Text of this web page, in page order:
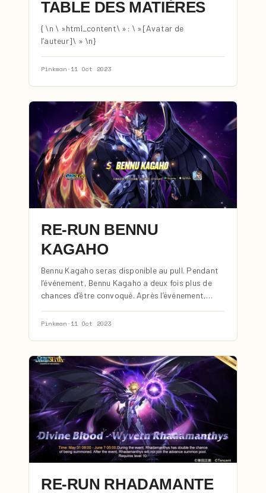
TABLE DES MATIÈRES
{ \n \ »html_content\ »: \ »[Avatar de
l’auteur]\ » \n}
Pinkman · 11 Oct 2023
RE-RUN BENNU
KAGAHO
Bennu Kagaho seras disponible au pull. Pendant
l’événement, Bennu Kagaho a deux fois plus de
chances d’être convoqué. Après l’événement,…
Pinkman · 11 Oct 2023
RE-RUN RHADAMANTE